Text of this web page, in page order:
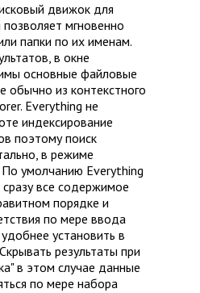
движок для
мгновенно
папки по их именам.
в окне
основные файловые
обычно из контекстного
Everything не
индексирование
поэтому поиск
в режиме
По умолчанию Everything
все содержимое
порядке и
по мере ввода
установить в
результаты при
в этом случае данные
по мере набора